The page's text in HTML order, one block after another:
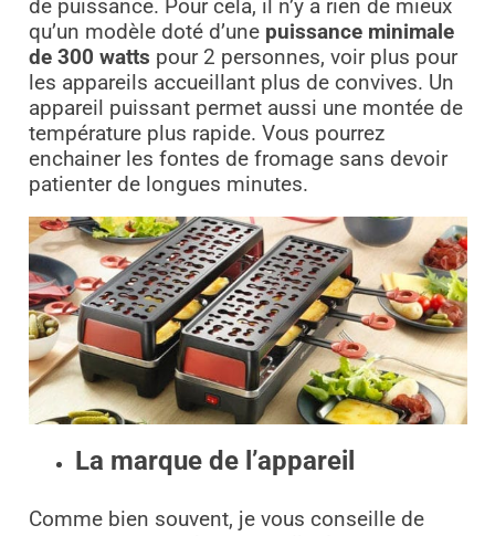
de puissance. Pour cela, il n’y a rien de mieux
qu’un modèle doté d’une puissance minimale
de 300 watts pour 2 personnes, voir plus pour
les appareils accueillant plus de convives. Un
appareil puissant permet aussi une montée de
température plus rapide. Vous pourrez
enchainer les fontes de fromage sans devoir
patienter de longues minutes.
La marque de l’appareil
Comme bien souvent, je vous conseille de